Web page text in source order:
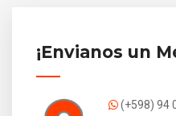
¡Envianos un
(+598) 94